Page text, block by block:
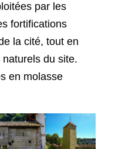
par les
fortifications
la cité, tout en
du site.
en molasse